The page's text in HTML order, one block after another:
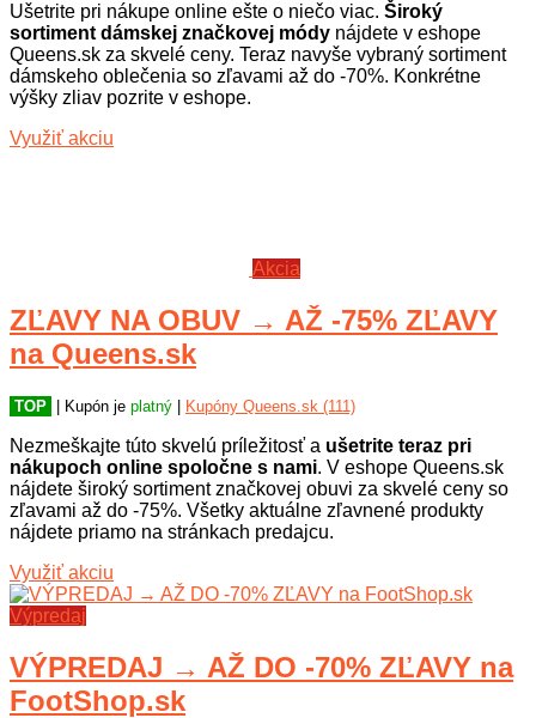
Ušetrite pri nákupe online ešte o niečo viac. Široký
sortiment dámskej značkovej módy nájdete v eshope
Queens.sk za skvelé ceny. Teraz navyše vybraný sortiment
dámskeho oblečenia so zľavami až do -70%. Konkrétne
výšky zliav pozrite v eshope.
Využiť akciu
Akcia
ZĽAVY NA OBUV → AŽ -75% ZĽAVY
na Queens.sk
TOP | Kupón je platný Kupóny Queens.sk (111)
Nezmeškajte túto skvelú príležitosť a ušetrite teraz pri
nákupoch online spoločne s nami. V eshope Queens.sk
nájdete široký sortiment značkovej obuvi za skvelé ceny so
zľavami až do -75%. Všetky aktuálne zľavnené produkty
nájdete priamo na stránkach predajcu.
Využiť akciu
Výpredaj
VÝPREDAJ → AŽ DO -70% ZĽAVY na
FootShop.sk